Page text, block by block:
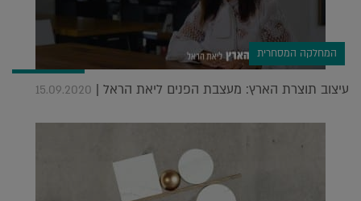
המחלקה המסחרית
עיצוב תוצרת הארץ: מעצבת הפנים ליאת הראל | 15.09.2020